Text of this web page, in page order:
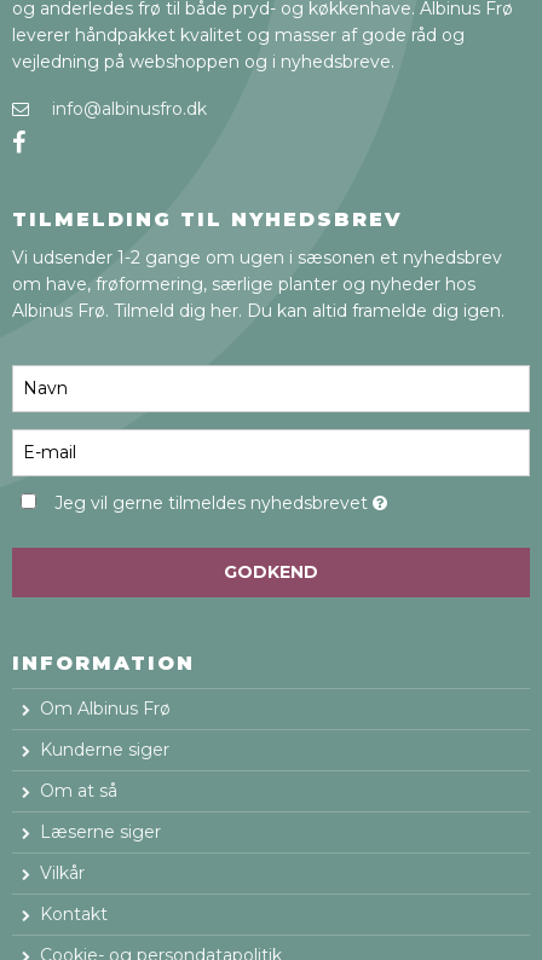
og anderledes frø til både pryd- og køkkenhave. Albinus Frø
leverer håndpakket kvalitet og masser af gode råd og
vejledning på webshoppen og i nyhedsbreve.
info@albinusfro.dk
TILMELDING TIL NYHEDSBREV
Vi udsender 1-2 gange om ugen i sæsonen et nyhedsbrev
om have, frøformering, særlige planter og nyheder hos
Albinus Frø. Tilmeld dig her. Du kan altid framelde dig igen.
Jeg vil gerne tilmeldes nyhedsbrevet
GODKEND
INFORMATION
Om Albinus Frø
Kunderne siger
Om at så
Læserne siger
Vilkår
Kontakt
Cookie- og persondatapolitik